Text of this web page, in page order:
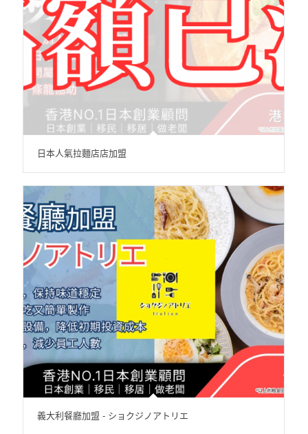
日本人氣拉麵店店加盟
義大利餐廳加盟 - ショクジノアトリエ